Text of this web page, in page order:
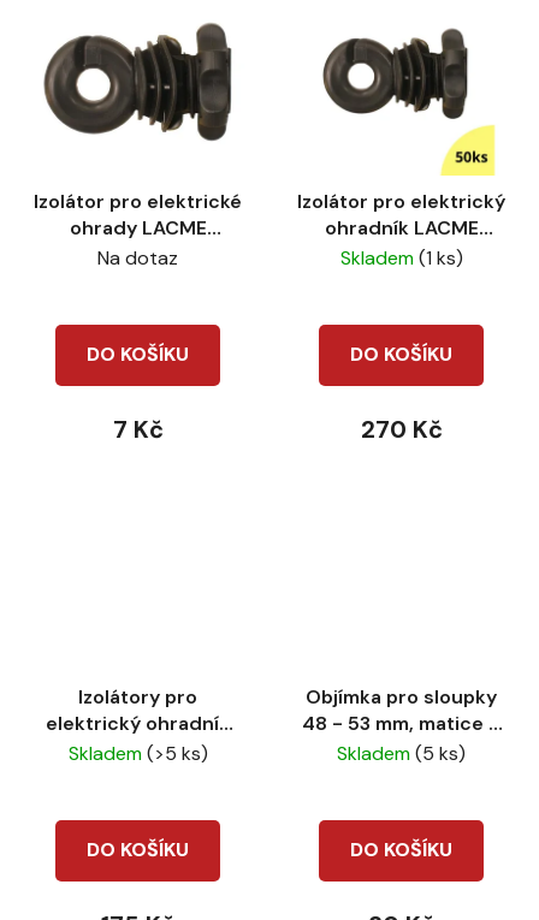
Izolátor pro elektrické
ohrady LACME
IVABLOC na
Na dotaz
DO KOŠÍKU
7 Kč
Izolátor pro elektrický
ohradník LACME
IRUBLOC na
Skladem(1 ks)
DO KOŠÍKU
270 Kč
Izolátory pro
elektrický ohradník
LACME IRUBLOC na
Skladem(>5 ks)
DO KOŠÍKU
Objímka pro sloupky
48 - 53 mm, matice 6
mm
Skladem(5 ks)
DO KOŠÍKU